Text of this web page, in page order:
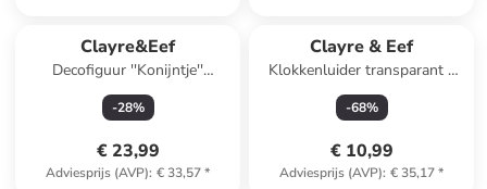
Clayre&Eef
Decofiguur ''Konijntje''
goudkleurig - (B)11 x (H)33 x
(D)8 cm
-28%
€ 23,99
Adviesprijs (AVP): € 33,57*
Clayre & Eef
Klokkenluider transparant -
(H)29 x Ø 12 cm
-68%
€ 10,99
Adviesprijs (AVP): € 35,17*